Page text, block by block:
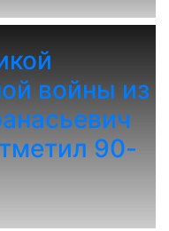
войны из
90-